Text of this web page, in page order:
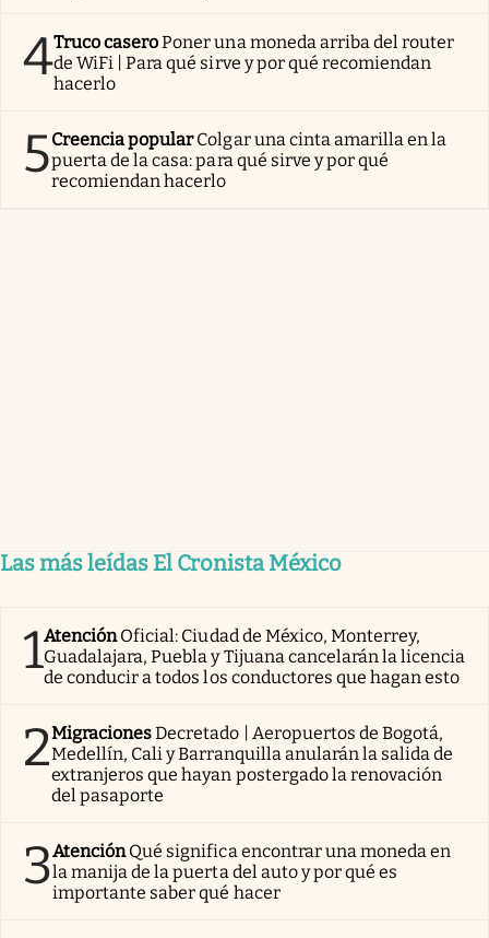
4Truco caseroPoner una moneda arriba del router
de WiFi | Para qué sirve y por qué recomiendan
hacerlo
5Creencia popularColgar una cinta amarilla en la
puerta de la casa: para qué sirve y por qué
recomiendan hacerlo
Las más leídas El Cronista México
1AtenciónOficial: Ciudad de México, Monterrey,
Guadalajara, Puebla y Tijuana cancelarán la licencia
de conducir a todos los conductores que hagan esto
2MigracionesDecretado | Aeropuertos de Bogotá,
Medellín, Cali y Barranquilla anularán la salida de
extranjeros que hayan postergado la renovación
del pasaporte
3AtenciónQué significa encontrar una moneda en
la manija de la puerta del auto y por qué es
importante saber qué hacer